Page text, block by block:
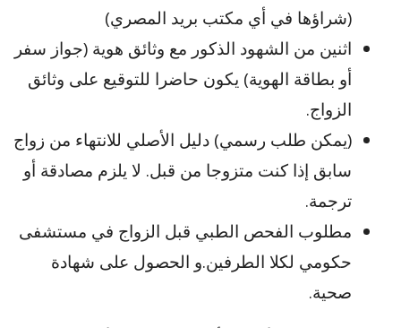
(شراؤها في أي مكتب بريد المصري)
اثنين من الشهود الذكور مع وثائق هوية (جواز سفر
أو بطاقة الهوية) يكون حاضرا للتوقيع على وثائق
الزواج.
(يمكن طلب رسمي) دليل الأصلي للانتهاء من زواج
سابق إذا كنت متزوجا من قبل. لا يلزم مصادقة أو
ترجمة.
مطلوب الفحص الطبي قبل الزواج في مستشفى
حكومي لكلا الطرفين.و الحصول على شهادة
صحية.